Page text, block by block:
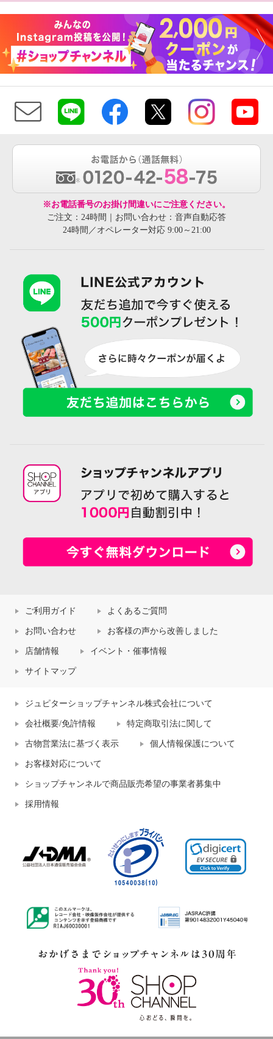
※お電話番号のお掛け間違いにご注意ください。
ご注文：24時間｜お問い合わせ：音声自動応答
24時間／オペレーター対応 9:00～21:00
ご利用ガイド よくあるご質問
お問い合わせ お客様の声から改善しました
店舗情報 イベント・催事情報
サイトマップ
ジュピターショップチャンネル株式会社について
会社概要/免許情報 特定商取引法に関して
古物営業法に基づく表示 個人情報保護について
お客様対応について
ショップチャンネルで商品販売希望の事業者募集中
採用情報